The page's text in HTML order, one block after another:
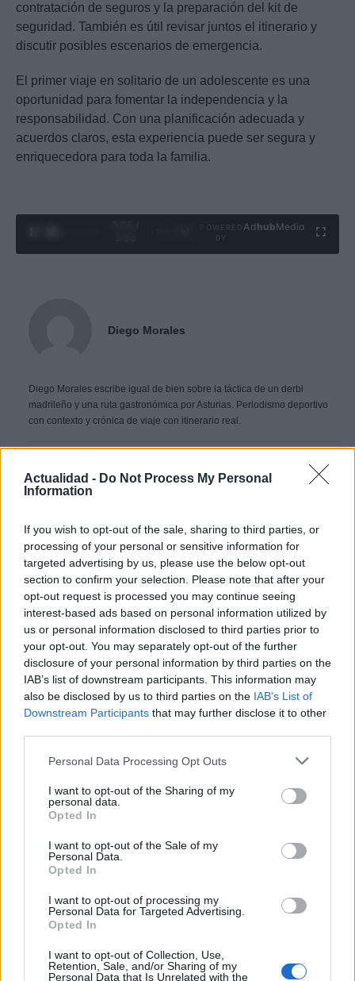
Actualidad - Do Not Process My Personal
Information
If you wish to opt-out of the sale, sharing to third parties, or
processing of your personal or sensitive information for
targeted advertising by us, please use the below opt-out
section to confirm your selection. Please note that after your
opt-out request is processed you may continue seeing
interest-based ads based on personal information utilized by
us or personal information disclosed to third parties prior to
your opt-out. You may separately opt-out of the further
disclosure of your personal information by third parties on the
IAB’s list of downstream participants. This information may
also be disclosed by us to third parties on the IAB’s List of
Downstream Participants that may further disclose it to other
Please note that this website/app uses one or more Google
not limited to your visit or usage behaviour. You may click to
grant or deny consent to Google and its third-party tags to
use your data for below specified purposes in below Google
consent section.
Personal Data Processing Opt Outs
I want to opt-out of the Sharing of my
personal data.
Opted In
I want to opt-out of the Sale of my
Personal Data.
Opted In
I want to opt-out of processing my
Personal Data for Targeted Advertising.
Opted In
I want to opt-out of Collection, Use,
Retention, Sale, and/or Sharing of my
Personal Data that Is Unrelated with the
contratación de seguros y la preparación del kit de
seguridad. También es útil revisar juntos el itinerario y
discutir posibles escenarios de emergencia.
El primer viaje en solitario de un adolescente es una
oportunidad para fomentar la independencia y la
responsabilidad. Con una planificación adecuada y
acuerdos claros, esta experiencia puede ser segura y
enriquecedora para toda la familia.
Ad hubMedia
Diego Morales
Diego Morales escribe igual de bien sobre la táctica de un derbi
madrileño y una ruta gastronómica por Asturias. Periodismo deportivo
con contexto y crónica de viaje con itinerario real.
ARTÍCULO ANTERIOR
ARTÍCULO SIGUIENTE
Más leídos
VIAJES
Indonesia trasladará su capital a una
La nueva capital de Indonesia se llamará Nusantara,…
VIAJES